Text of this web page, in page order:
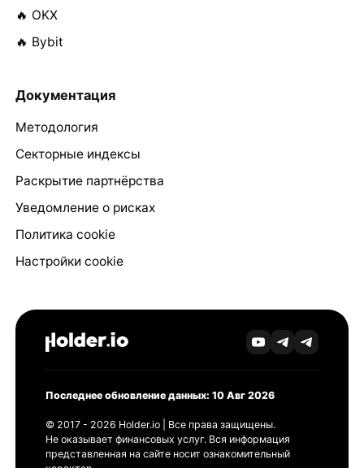
🔥 OKX
🔥 Bybit
Документация
Методология
Секторные индексы
Раскрытие партнёрства
Уведомление о рисках
Политика cookie
Настройки cookie
Последнее обновление данных: 10 Авг 2026
© 2017 - 2026 Holder.io | Все права защищены.
Не оказывает финансовых услуг. Вся информация
представленная на сайте носит ознакомительный